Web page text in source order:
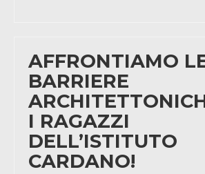
AFFRONTIAMO
BARRIERE
I RAGAZZI
DELL’ISTITUTO
CARDANO!